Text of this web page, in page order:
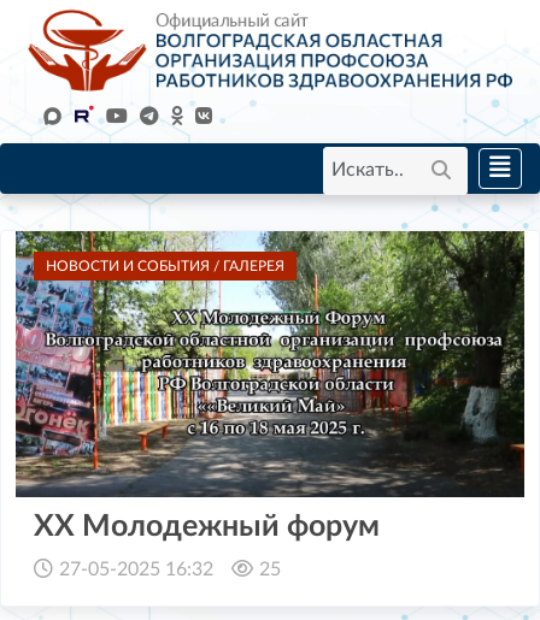
НОВОСТИ И СОБЫТИЯ / ГАЛЕРЕЯ
XX Молодежный форум
27-05-2025 16:32 25